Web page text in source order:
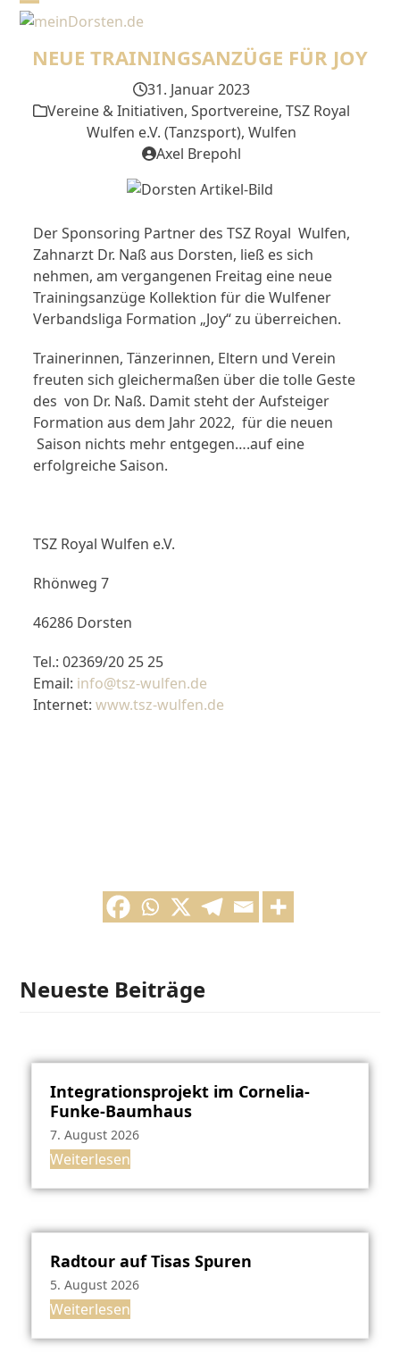
Skip
content
Open
mobile
Close
mobile
NEUE TRAININGSANZÜGE FÜR JOY
31. Januar 2023
Vereine & Initiativen, Sportvereine, TSZ Royal
Wulfen e.V. (Tanzsport), Wulfen
Axel Brepohl
Der Sponsoring Partner des TSZ Royal Wulfen,
Zahnarzt Dr. Naß aus Dorsten, ließ es sich
nehmen, am vergangenen Freitag eine neue
Trainingsanzüge Kollektion für die Wulfener
Verbandsliga Formation „Joy“ zu überreichen.
Trainerinnen, Tänzerinnen, Eltern und Verein
freuten sich gleichermaßen über die tolle Geste
des von Dr. Naß. Damit steht der Aufsteiger
Formation aus dem Jahr 2022, für die neuen
Saison nichts mehr entgegen….auf eine
erfolgreiche Saison.
TSZ Royal Wulfen e.V.
Rhönweg 7
46286 Dorsten
Tel.: 02369/20 25 25
Email: info@tsz-wulfen.de
Internet:www.tsz-wulfen.de
Neueste Beiträge
Integrationsprojekt im Cornelia-
Funke-Baumhaus
7. August 2026
Weiterlesen
Radtour auf Tisas Spuren
5. August 2026
Weiterlesen